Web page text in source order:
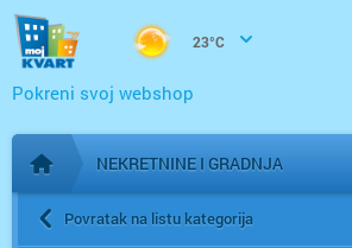
23°C
Pokreni svoj webshop
Početna stranica
NEKRETNINE I GRADNJA
Povratak na listu kategorija